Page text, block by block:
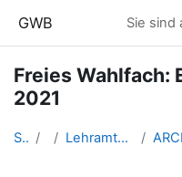
GWB Sie sind
Freies Wahlfach:
2021
Startseite Kurse Lehramtsausbildung GW im Cluster Österreich Mitte